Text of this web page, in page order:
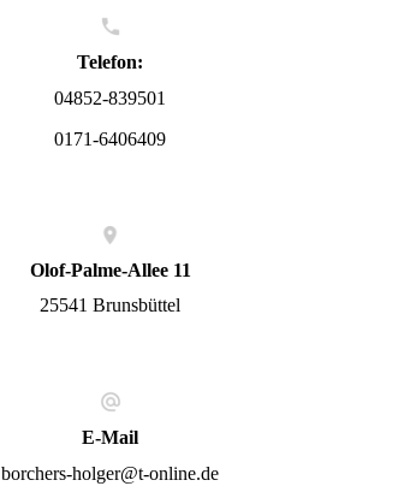
Telefon:
04852-839501
0171-6406409
Olof-Palme-Allee 11
25541 Brunsbüttel
E-Mail
borchers-holger@t-online.de